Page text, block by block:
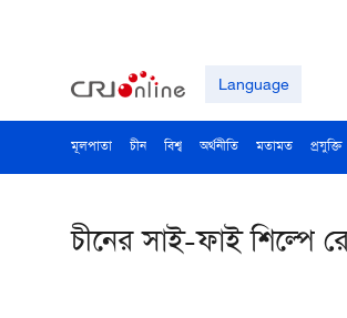
Language
মূলপাতা চীন বিশ্ব অর্থনীতি মতামত প্রযুক্তি
চীনের সাই-ফাই